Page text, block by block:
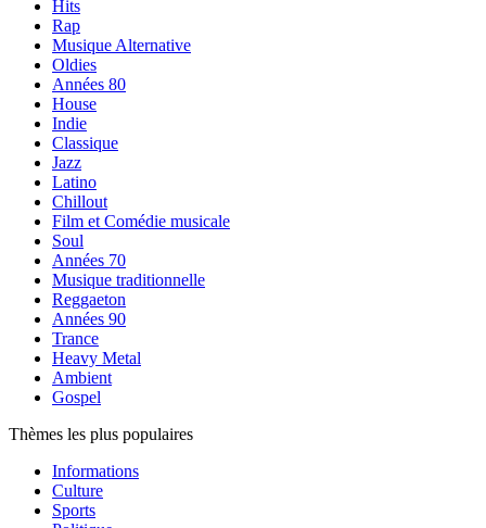
Hits
Rap
Musique Alternative
Oldies
Années 80
House
Indie
Classique
Jazz
Latino
Chillout
Film et Comédie musicale
Soul
Années 70
Musique traditionnelle
Reggaeton
Années 90
Trance
Heavy Metal
Ambient
Gospel
Thèmes les plus populaires
Informations
Culture
Sports